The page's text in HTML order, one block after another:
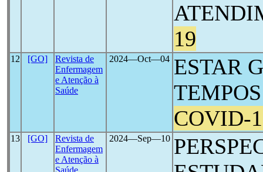
19
12 [GO]
Revista de
Enfermagem
e Atenção à
Saúde
2024―Oct―04 ESTAR
COVID-
13 [GO]
Revista de
Enfermagem
e Atenção à
Saúde
2024―Sep―10